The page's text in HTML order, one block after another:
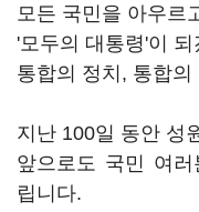
모든 국민을 아우르
'모두의 대통령'이
통합의 정치, 통합
지난 100일 동안 성
앞으로도 국민 여
립니다.